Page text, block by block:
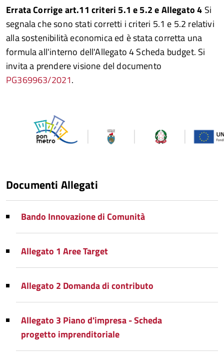
Errata Corrige art.11 criteri 5.1 e 5.2 e Allegato 4 Si
segnala che sono stati corretti i criteri 5.1 e 5.2 relativi
alla sostenibilità economica ed è stata corretta una
formula all'interno dell'Allegato 4 Scheda budget. Si
invita a prendere visione del documento
PG369963/2021.
Documenti Allegati
Bando Innovazione di Comunità
Allegato 1 Aree Target
Allegato 2 Domanda di contributo
Allegato 3 Piano d'impresa - Scheda
progetto imprenditoriale